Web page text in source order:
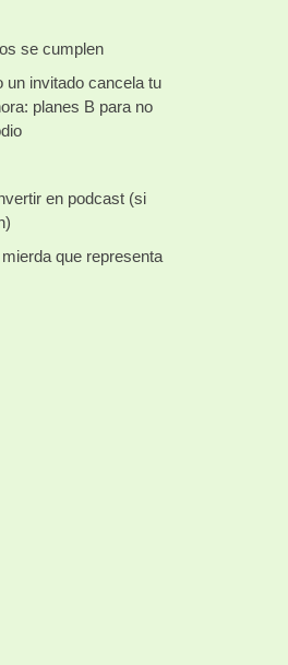
se cumplen
un invitado cancela tu
planes B para no
en podcast (si
que representa